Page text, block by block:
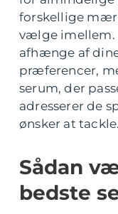
forskellige
vælge imellem.
afhænge af
præferencer,
serum, der
adresserer de
ønsker at tackle.
Sådan
bedste